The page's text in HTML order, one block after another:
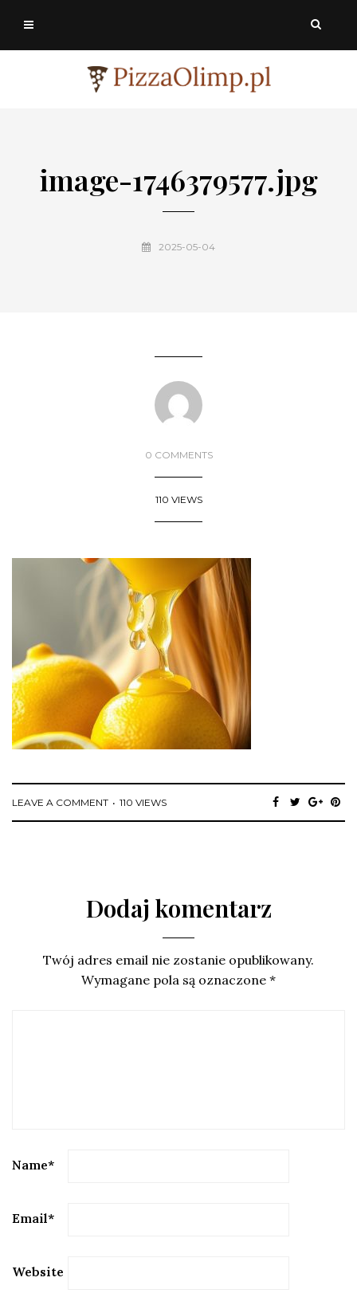
image-1746379577.jpg
2025-05-04
0 COMMENTS
110 VIEWS
LEAVE A COMMENT 110 VIEWS
Dodaj komentarz
Twój adres email nie zostanie opublikowany.
Wymagane pola są oznaczone *
Name*
Email*
Website